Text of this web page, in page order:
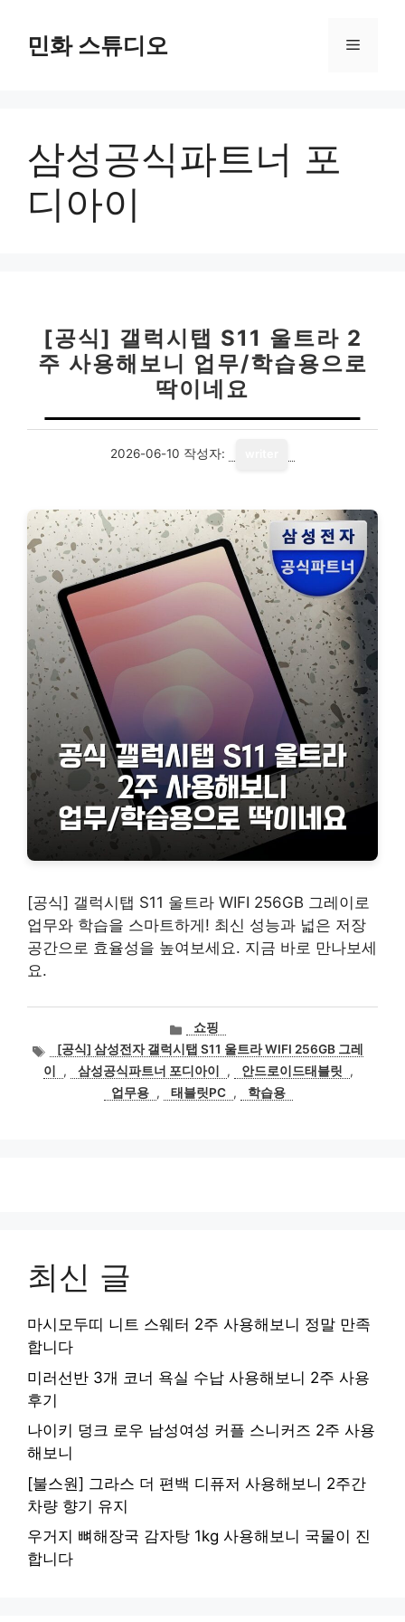
민화 스튜디오 메
삼성공식파트너 포
디아이
[공식] 갤럭시탭 S11 울트라 2
주 사용해보니 업무/학습용으로
딱이네요
2026-06-10 작성자:
[공식] 갤럭시탭 S11 울트라 WIFI 256GB 그레이로
업무와 학습을 스마트하게! 최신 성능과 넓은 저장
공간으로 효율성을 높여보세요. 지금 바로 만나보세
요.
카
테
고
리
쇼핑
태
그
[공식] 삼성전자 갤럭시탭 S11 울트라 WIFI 256GB 그레
이
, 삼성공식파트너 포디아이 , 안드로이드태블릿
,
업무용 , 태블릿PC , 학습용
최신 글
마시모두띠 니트 스웨터 2주 사용해보니 정말 만족
합니다
미러선반 3개 코너 욕실 수납 사용해보니 2주 사용
후기
나이키 덩크 로우 남성여성 커플 스니커즈 2주 사용
해보니
[불스원] 그라스 더 편백 디퓨저 사용해보니 2주간
차량 향기 유지
우거지 뼈해장국 감자탕 1kg 사용해보니 국물이 진
합니다